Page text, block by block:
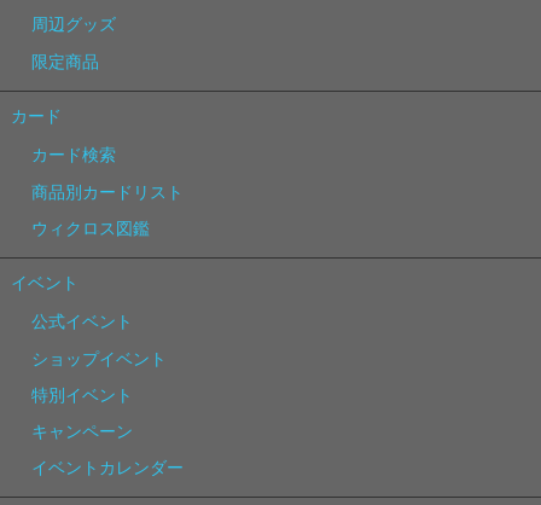
周辺グッズ
限定商品
カード
カード検索
商品別カードリスト
ウィクロス図鑑
イベント
公式イベント
ショップイベント
特別イベント
キャンペーン
イベントカレンダー